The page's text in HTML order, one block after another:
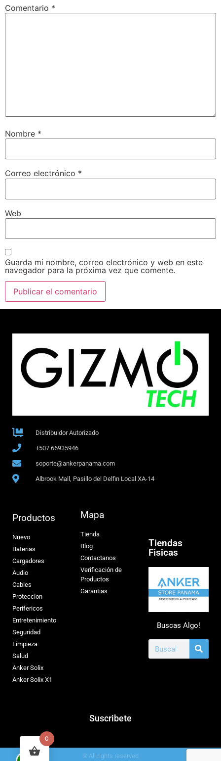
Comentario *
Nombre *
Correo electrónico *
Web
Guarda mi nombre, correo electrónico y web en este
navegador para la próxima vez que comente.
Distribuidor Autorizado
+507 66935946
soporte@ankerpanama.com
Albrook Mall, Pasillo del Delfin Local XA-14
Productos
Nuevo
Baterias
Cargadores
Audio
Cables
Proteccíon
Perifericos
Entretenimiento
Seguridad
Limpieza
Salud
Anker Solix
Anker Solix X1
Mapa
Tienda
Blog
Contactanos
Verificación de
Productos
Garantias
Tiendas
Fisicas
Buscas Algo!
Suscribete
© All rights reserved
0